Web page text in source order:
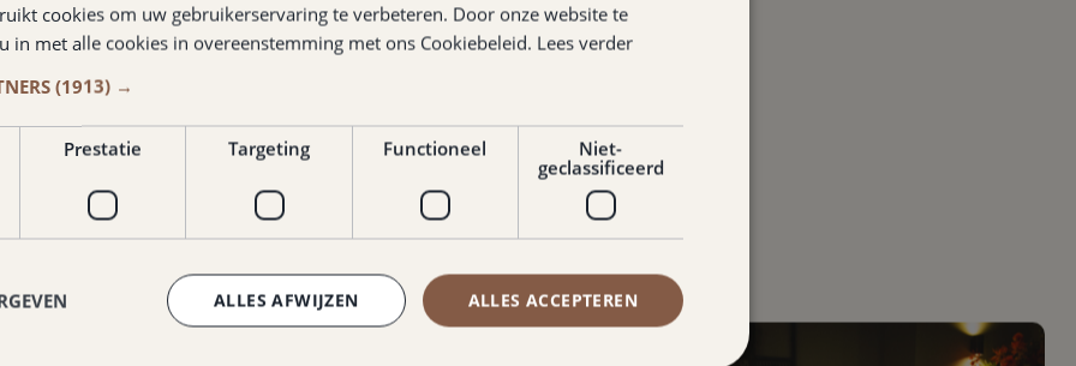
Hotspots
IN DE BUURT
cookies om uw gebruikerservaring te verbeteren. Door onze website te
in met alle cookies in overeenstemming met ons Cookiebeleid. Lees verder
(1913) →
Prestatie Targeting Functioneel
Niet-
geclassificeerd
ALLES ACCEPTEREN
ALLES AFWIJZEN